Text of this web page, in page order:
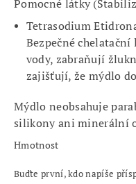
Pomocné látky
Tetrasodium
Bezpečné
vody, zabraňují
zajišťují, že mýdlo
Mýdlo neobsahuje
silikony ani minerální
Hmotnost
Buďte první, kdo napíše